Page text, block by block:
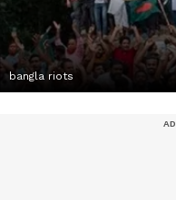
bangla riots